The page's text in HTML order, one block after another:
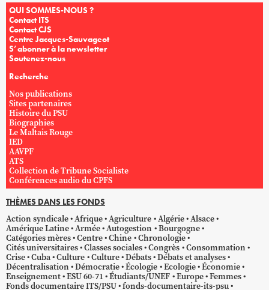
QUI SOMMES-NOUS ?
Contact ITS
Contact CJS
Centre Jacques-Sauvageot
S’abonner à la newsletter
Soutenez-nous
Recherche
Nos publications
Sites partenaires
Histoire du PSU
Biographies
Le Maltais Rouge
IED
AAVPF
ATS
Collection de Tribune Socialiste
Conférences audio du CPFS
THÈMES DANS LES FONDS
Action syndicale Afrique Agriculture Algérie Alsace
Amérique Latine Armée Autogestion
Bourgogne
Catégories mères Centre Chine Chronologie
Cités universitaires Classes sociales Congrès Consommation
Crise Cuba Culture Culture Débats Débats et analyses
Décentralisation Démocratie Écologie Ecologie Économie
Enseignement ESU 60-71 Étudiants/UNEF Europe Femmes
Fonds documentaire ITS/PSU fonds-documentaire-its-psu